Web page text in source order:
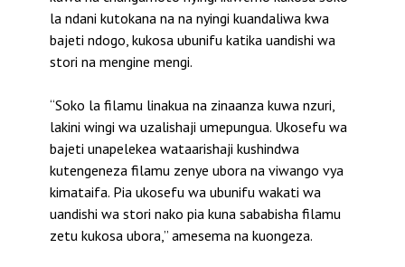
la ndani kutokana na na nyingi kuandaliwa kwa
bajeti ndogo, kukosa ubunifu katika uandishi wa
stori na mengine mengi.
“Soko la filamu linakua na zinaanza kuwa nzuri,
lakini wingi wa uzalishaji umepungua. Ukosefu wa
bajeti unapelekea wataarishaji kushindwa
kutengeneza filamu zenye ubora na viwango vya
kimataifa. Pia ukosefu wa ubunifu wakati wa
uandishi wa stori nako pia kuna sababisha filamu
zetu kukosa ubora,” amesema na kuongeza.